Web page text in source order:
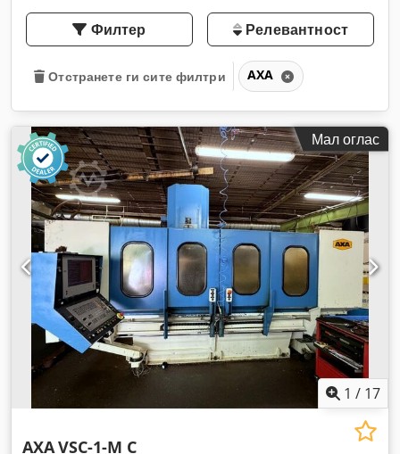
Филтер Релевантност
Отстранете ги сите филтри AXA
Мал оглас
1 / 17
AXAVSC-1-M C